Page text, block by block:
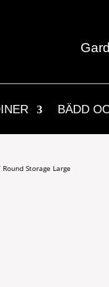
BÄDD
Round Storage Large